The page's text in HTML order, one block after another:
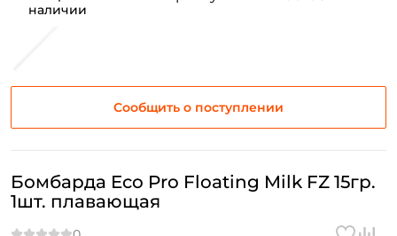
наличии
Сообщить о поступлении
Бомбарда Eco Pro Floating Milk FZ 15гр.
1шт. плавающая
Создать аккаунт